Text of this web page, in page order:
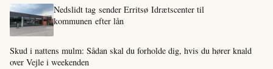
Nedslidt tag sender Erritsø Idrætscenter til
kommunen efter lån
Skud i nattens mulm: Sådan skal du forholde dig, hvis du hører knald
over Vejle i weekenden